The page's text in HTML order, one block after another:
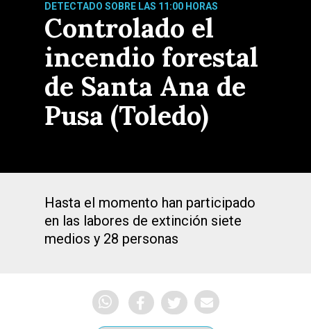
DETECTADO SOBRE LAS 11:00 HORAS
Controlado el
incendio forestal
de Santa Ana de
Pusa (Toledo)
Hasta el momento han participado
en las labores de extinción siete
medios y 28 personas